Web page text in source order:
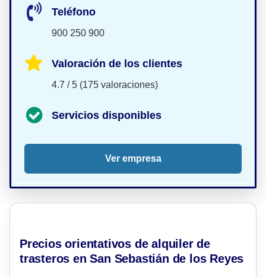
Teléfono
900 250 900
Valoración de los clientes
4.7 / 5 (175 valoraciones)
Servicios disponibles
Ver empresa
Precios orientativos de alquiler de
trasteros en San Sebastián de los Reyes